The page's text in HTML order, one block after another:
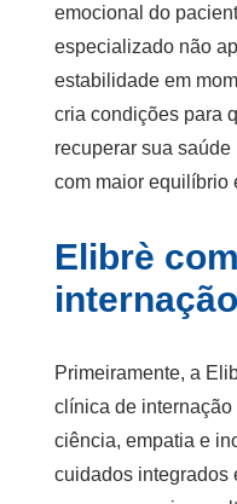
emocional do
especializado não
estabilidade em
cria condições para
recuperar sua
com maior equilíbrio
Elibrè
Primeiramente, a
clínica de internação
ciência, empatia e
cuidados integrados